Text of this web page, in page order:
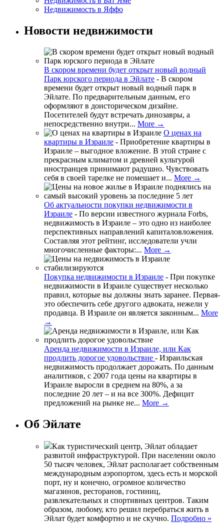
Недвижимость в Яффо
Новости недвижимости
В скором времени будет открыт новый водный
Парк юрского периода в Эйлате - В скором
времени будет открыт новый водный парк в
Эйлате. По предварительным данным, его
оформляют в доисторическом дизайне.
Посетителей будут встречать динозавры, а
непосредственно внутри... More →
О ценах на
квартиры в Израиле - Приобретение квартиры в
Израиле – выгодное вложение. В этой стране с
прекрасным климатом и древней культурой
иностранцев принимают радушно. Чувствовать
себя в своей тарелке не помешает и... More →
Об актуальности покупки недвижимости в
Израиле - По версии известного журнала Forbs,
недвижимость в Израиле – это одно из наиболее
перспективных направлений капиталовложения.
Составляя этот рейтинг, исследователи учли
многочисленные факторы:... More →
Покупка недвижимости в Израиле - При покупке
недвижимости в Израиле существует несколько
правил, которые вы должны знать заранее. Первая-
это обеспечить себе другого адвоката, нежели у
продавца. В Израиле он является законным... More
→
Аренда недвижимости в Израиле, или Как
продлить дорогое удовольствие - Израильская
недвижимость продолжает дорожать. По данным
аналитиков, с 2007 года цены на квартиры в
Израиле выросли в среднем на 80%, а за
последние 20 лет – и на все 300%. Дефицит
предложений на рынке не... More →
Об Эйлате
Как туристический центр, Эйлат обладает
развитой инфраструктурой. При населении около
50 тысяч человек, Эйлат располагает собственным
международным аэропортом, здесь есть и морской
порт, ну и конечно, огромное количество
магазинов, ресторанов, гостиниц,
развлекательных и спортивных центров. Таким
образом, любому, кто решил перебраться жить в
Эйлат будет комфортно и не скучно. Подробно »